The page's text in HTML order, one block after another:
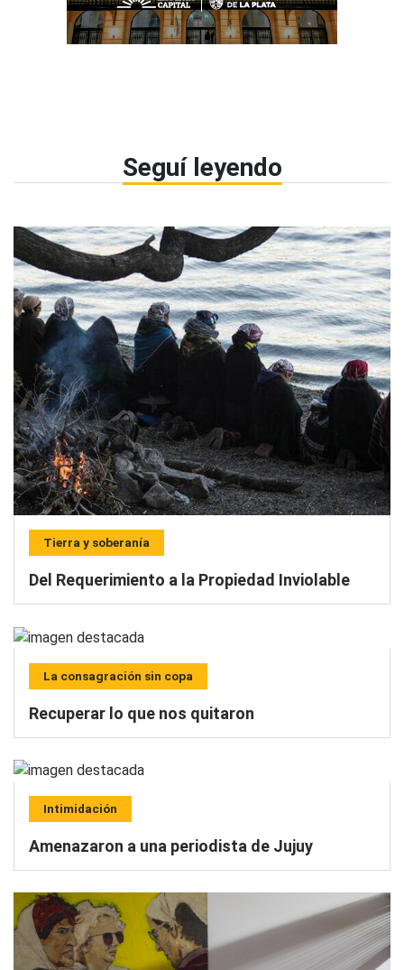
Seguí leyendo
Tierra y soberanía
Del Requerimiento a la Propiedad Inviolable
La consagración sin copa
Recuperar lo que nos quitaron
Intimidación
Amenazaron a una periodista de Jujuy